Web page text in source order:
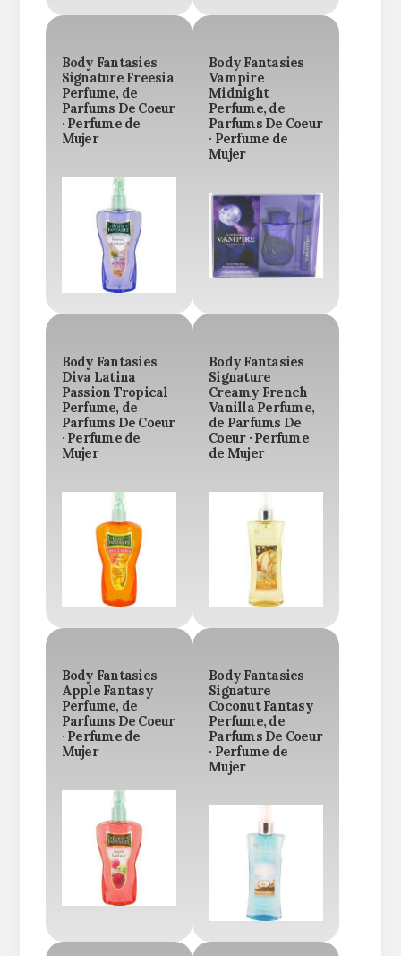
Body Fantasies
Signature Freesia
Perfume, de
Parfums De Coeur
· Perfume de
Mujer
Body Fantasies
Vampire
Midnight
Perfume, de
Parfums De Coeur
· Perfume de
Mujer
Body Fantasies
Diva Latina
Passion Tropical
Perfume, de
Parfums De Coeur
· Perfume de
Mujer
Body Fantasies
Signature
Creamy French
Vanilla Perfume,
de Parfums De
Coeur · Perfume
de Mujer
Body Fantasies
Apple Fantasy
Perfume, de
Parfums De Coeur
· Perfume de
Mujer
Body Fantasies
Signature
Coconut Fantasy
Perfume, de
Parfums De Coeur
· Perfume de
Mujer